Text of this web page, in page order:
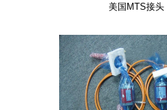
美国MTS接头